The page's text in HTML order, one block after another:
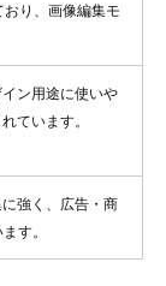
り、画像編集モ
ン用途に使いや
ています。
強く、広告・商
す。